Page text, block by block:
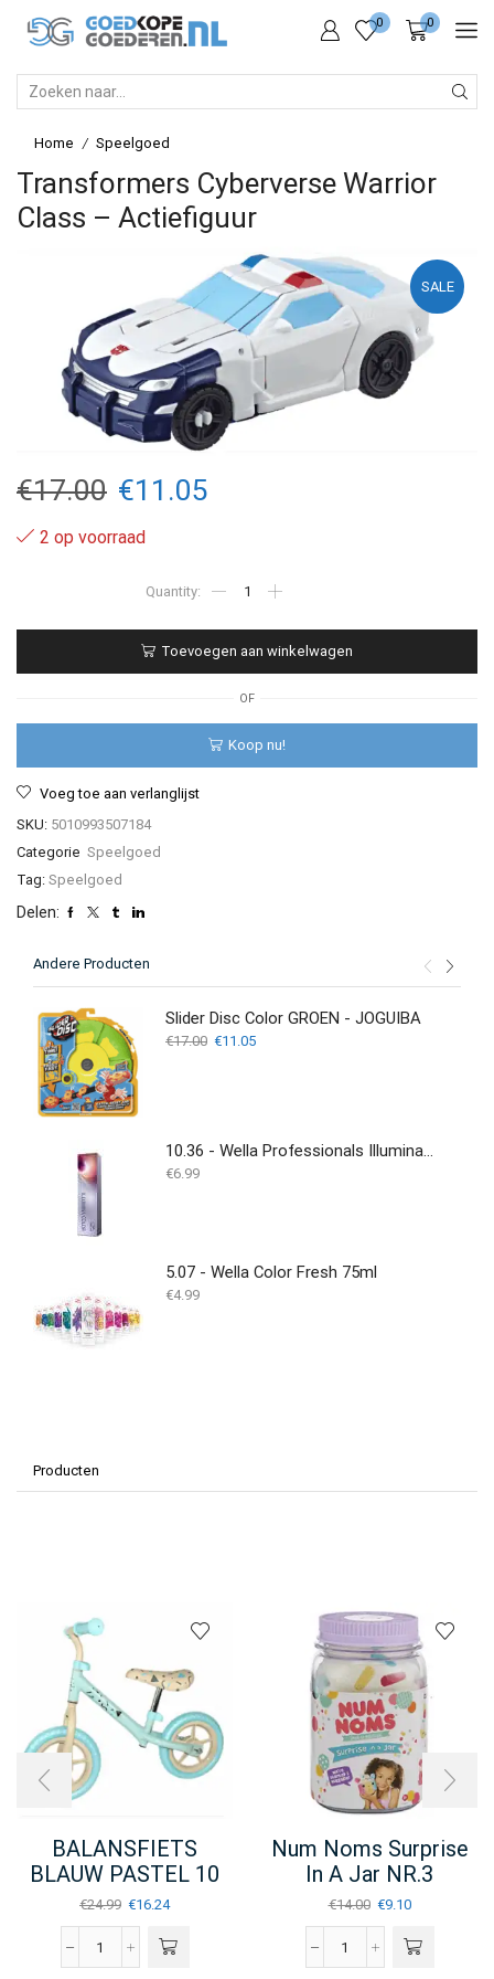
0 0
Home / Speelgoed
Transformers Cyberverse Warrior
Class – Actiefiguur
SALE
€17.00 Oorspronkelijke
prijs
€11.05
2 op voorraad
Cyberverse
-
Actiefiguur
aantal
Toevoegen aan winkelwagen
OF
Koop nu!
Voeg toe aan verlanglijst
SKU: 5010993507184
Categorie Speelgoed
Tag: Speelgoed
Delen:
Andere Producten
Slider Disc Color GROEN - JOGUIBA
€17.00 Oorspronkelijke
€11.05Huidige
10.36 - Wella Professionals Illumina Color - 60ml
€6.99
5.07 - Wella Color Fresh 75ml
€4.99
Producten
BALANSFIETS
BLAUW PASTEL 10
INCH JET5
(9335681922)
€24.99 Oorspronkelijke
prijs
was:
€24.99.
€16.24Huidige
is:
BALANSFIETS
Num Noms Surprise
In A Jar NR.3
€14.00 Oorspronkelijke
prijs
was:
€14.00.
€9.10Huidige
is:
Num